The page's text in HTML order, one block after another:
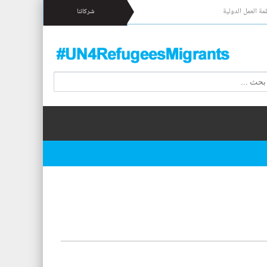
العمل الدولية شركائنا